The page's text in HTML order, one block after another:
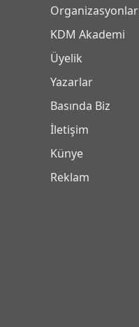
Organizasyonlar
KDM Akademi
Üyelik
Yazarlar
Basında Biz
İletişim
Künye
Reklam